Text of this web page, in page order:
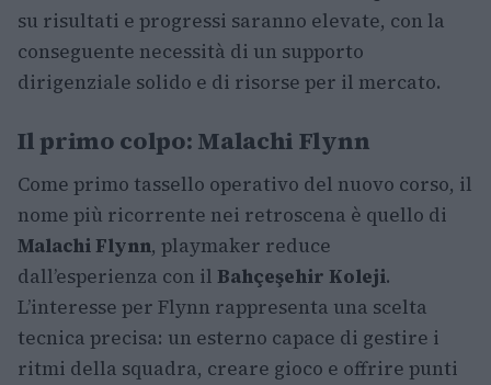
su risultati e progressi saranno elevate, con la
conseguente necessità di un supporto
dirigenziale solido e di risorse per il mercato.
Il primo colpo: Malachi Flynn
Come primo tassello operativo del nuovo corso, il
nome più ricorrente nei retroscena è quello di
Malachi Flynn, playmaker reduce
dall’esperienza con il Bahçeşehir Koleji.
L’interesse per Flynn rappresenta una scelta
tecnica precisa: un esterno capace di gestire i
ritmi della squadra, creare gioco e offrire punti